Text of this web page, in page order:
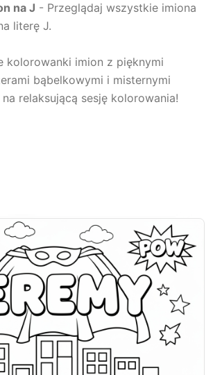
na J - Przeglądaj wszystkie imiona
literę J.
kolorowanki imion z pięknymi
bąbelkowymi i misternymi
relaksującą sesję kolorowania!